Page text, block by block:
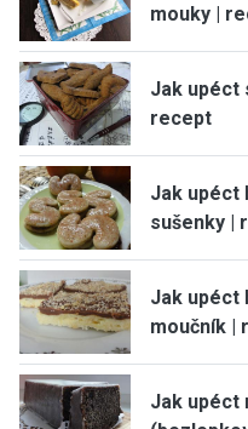
mouky |
Jak upéct
recept
Jak upéct
sušenky |
Jak upéct
moučník |
Jak upéct